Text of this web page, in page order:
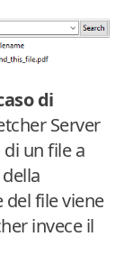
di
Server
un file a
file viene
invece il